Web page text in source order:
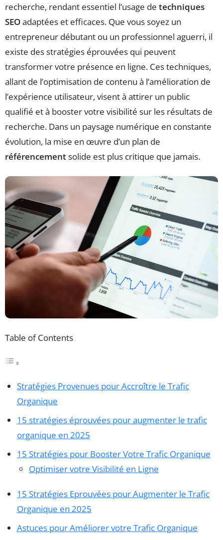
recherche, rendant essentiel l’usage de techniques
SEOadaptées et efficaces. Que vous soyez un
entrepreneur débutant ou un professionnel aguerri, il
existe des stratégies éprouvées qui peuvent
transformer votre présence en ligne. Ces techniques,
allant de l’optimisation de contenu à l’amélioration de
l’expérience utilisateur, visent à attirer un public
qualifié et à booster votre visibilité sur les résultats de
recherche. Dans un paysage numérique en constante
évolution, la mise en œuvre d’un plan de
référencementsolide est plus critique que jamais.
Table of Contents
Stratégies Provenues pour Accroître le Trafic
Organique
15 stratégies éprouvées pour augmenter le trafic
organique en 2025
15 Stratégies pour Booster Votre Trafic Organique
Optimiser votre Visibilité en Ligne
15 Stratégies Eprouvées pour Augmenter le Trafic
Organique en 2025
Astuces pour Améliorer votre Trafic Organique